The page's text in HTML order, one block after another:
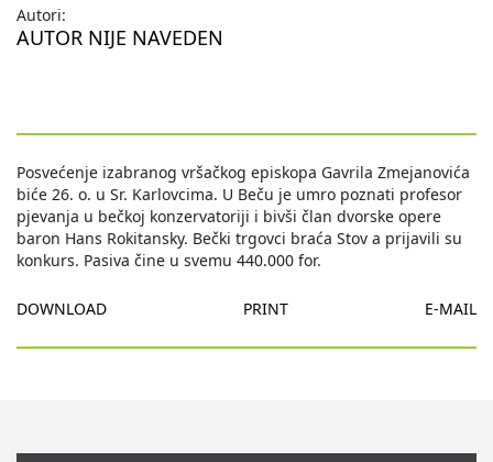
Autori:
AUTOR NIJE NAVEDEN
Posvećenje izabranog vršačkog episkopa Gavrila Zmejanovića
biće 26. o. u Sr. Karlovcima. U Beču je umro poznati profesor
pjevanja u bečkoj konzervatoriji i bivši član dvorske opere
baron Hans Rokitansky. Bečki trgovci braća Stov a prijavili su
konkurs. Pasiva čine u svemu 440.000 for.
DOWNLOAD PRINT E-MAIL